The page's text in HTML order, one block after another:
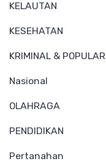
KELAUTAN
KESEHATAN
KRIMINAL & POPULAR
Nasional
OLAHRAGA
PENDIDIKAN
Pertanahan